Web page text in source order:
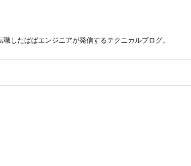
したぱぱエンジニアが発信するテクニカルブログ。